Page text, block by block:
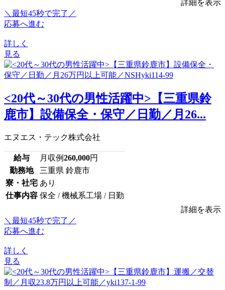
詳細を表示
＼最短45秒で完了／
応募へ進む
詳しく
見る
<20代～30代の男性活躍中>【三重県鈴
鹿市】設備保全・保守／日勤／月26...
エヌエス・テック株式会社
給与 月収例260,000円
勤務地
三重県 鈴鹿市
寮・社宅 あり
仕事内容 保全 / 機械系工場 / 日勤
詳細を表示
＼最短45秒で完了／
応募へ進む
詳しく
見る